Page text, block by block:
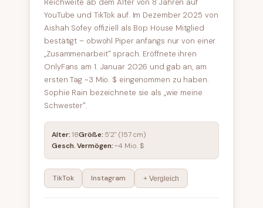
Reichweite ab dem Alter von 8 Jahren auf
YouTube und TikTok auf. Im Dezember 2025 von
Aishah Sofey offiziell als Bop House Mitglied
bestätigt – obwohl Piper anfangs nur von einer
„Zusammenarbeit" sprach. Eröffnete ihren
OnlyFans am 1. Januar 2026 und gab an, am
ersten Tag ~3 Mio. $ eingenommen zu haben.
Sophie Rain bezeichnete sie als „wie meine
Schwester".
Alter: 18Größe: 5'2" (157 cm)
Gesch. Vermögen:~4 Mio. $
TikTok Instagram + Vergleich